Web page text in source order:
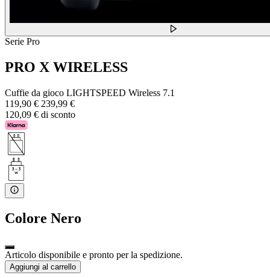
Serie Pro
PRO X WIRELESS
Cuffie da gioco LIGHTSPEED Wireless 7.1
119,90 € 239,99 €
120,09 € di sconto
Colore Nero
Articolo disponibile e pronto per la spedizione.
Aggiungi al carrello